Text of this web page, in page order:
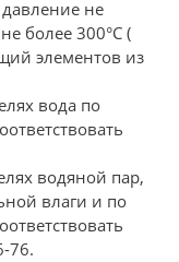
не
более 300°С (
элементов из
вода по
водяной пар,
влаги и по
76.